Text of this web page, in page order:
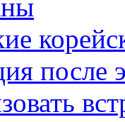
после